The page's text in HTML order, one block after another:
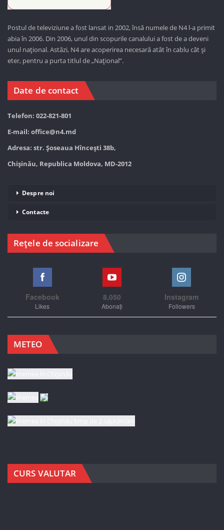
Postul de televiziune a fost lansat in 2002, însă numele de N4 l-a primit
abia în 2006. Din 2006, unul din scopurile canalului a fost de a deveni
unul național. Astăzi, N4 are acoperirea necesară atât în cablu cât și
eter, pentru a purta titlul de „Național”.
Date de contact
Telefon: 022-821-801
E-mail: office@n4.md
Adresa: str. Șoseaua Hînceşti 38b,
Chișinău, Republica Moldova, MD-2012
Despre noi
Contacte
Rețele de socializare
Facebook
Likes
8,050
Abonați
Instagram
Followers
METEO
CURS VALUTAR